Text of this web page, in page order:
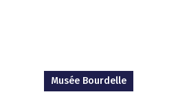
Musée Bourdelle